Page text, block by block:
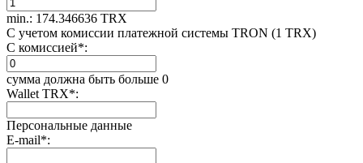
min.: 174.346636 TRX
С учетом комиссии платежной системы TRON (1 TRX)
С комиссией*:
сумма должна быть больше 0
Wallet TRX*:
Персональные данные
E-mail*: